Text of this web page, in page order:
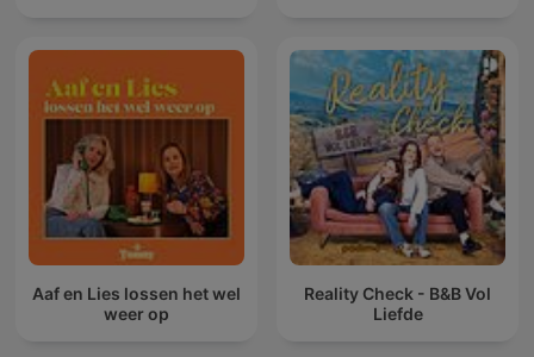
Aaf en Lies lossen het wel
weer op
Reality Check - B&B Vol
Liefde